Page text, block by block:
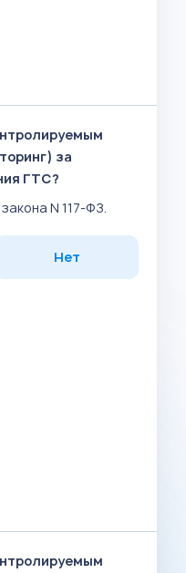
за
ГТС?
N 117-ФЗ.
Нет